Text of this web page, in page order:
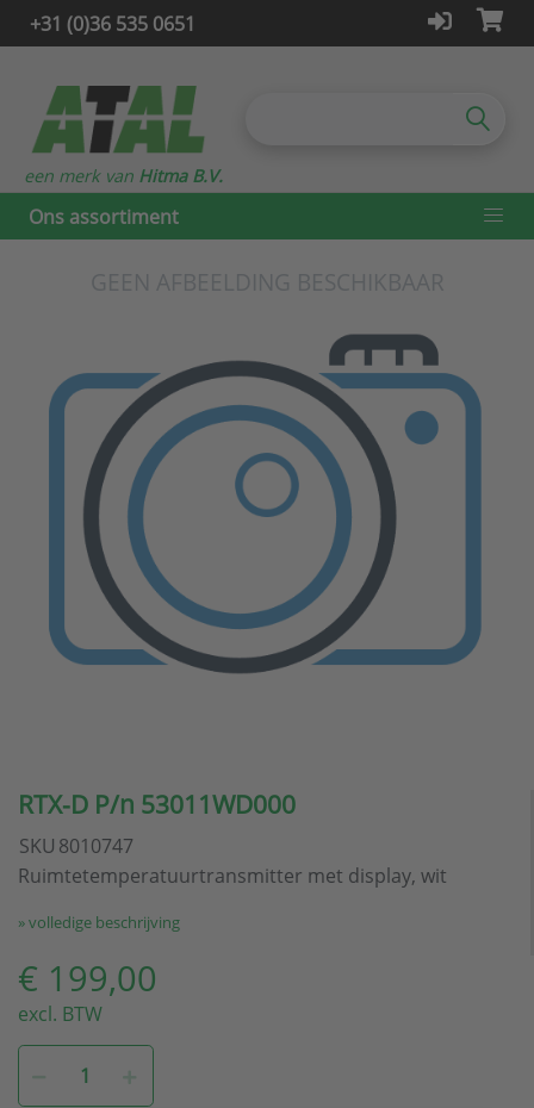
+31 (0)36 535 0651
Ons assortiment
een merk van Hitma B.V.
RTX-D P/n 53011WD000
SKU 8010747
Ruimtetemperatuurtransmitter met display, wit
» volledige beschrijving
€ 199,00
excl. BTW